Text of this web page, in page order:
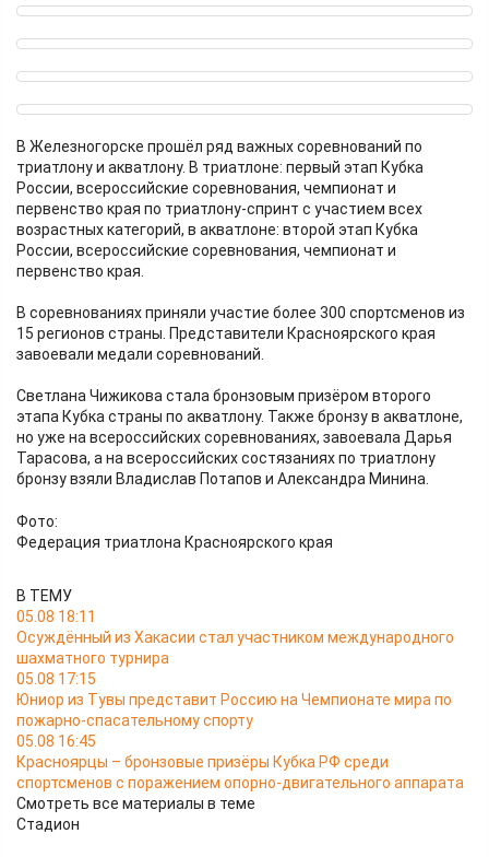
В Железногорске прошёл ряд важных соревнований по
триатлону и акватлону. В триатлоне: первый этап Кубка
России, всероссийские соревнования, чемпионат и
первенство края по триатлону-спринт с участием всех
возрастных категорий, в акватлоне: второй этап Кубка
России, всероссийские соревнования, чемпионат и
первенство края.
В соревнованиях приняли участие более 300 спортсменов из
15 регионов страны. Представители Красноярского края
завоевали медали соревнований.
Светлана Чижикова стала бронзовым призёром второго
этапа Кубка страны по акватлону. Также бронзу в акватлоне,
но уже на всероссийских соревнованиях, завоевала Дарья
Тарасова, а на всероссийских состязаниях по триатлону
бронзу взяли Владислав Потапов и Александра Минина.
Фото:
Федерация триатлона Красноярского края
В ТЕМУ
05.08 18:11
Осуждённый из Хакасии стал участником международного
шахматного турнира
05.08 17:15
Юниор из Тувы представит Россию на Чемпионате мира по
пожарно-спасательному спорту
05.08 16:45
Красноярцы – бронзовые призёры Кубка РФ среди
спортсменов с поражением опорно-двигательного аппарата
Смотреть все материалы в теме
Стадион